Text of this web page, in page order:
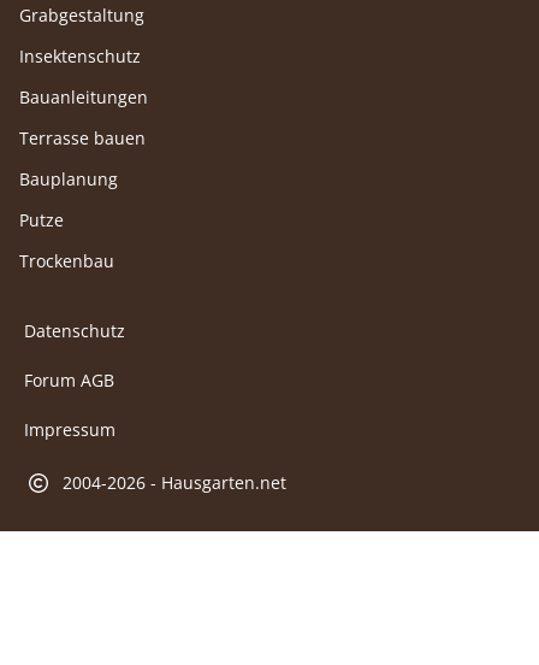
Grabgestaltung
Insektenschutz
Bauanleitungen
Terrasse bauen
Bauplanung
Putze
Trockenbau
Datenschutz
Forum AGB
Impressum
2004-2026 - Hausgarten.net